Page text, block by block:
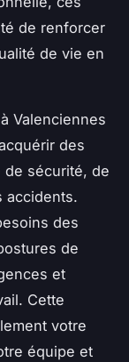
de renforcer
de vie en
Valenciennes
des
de sécurité, de
accidents.
des
de
et
Cette
votre
équipe et